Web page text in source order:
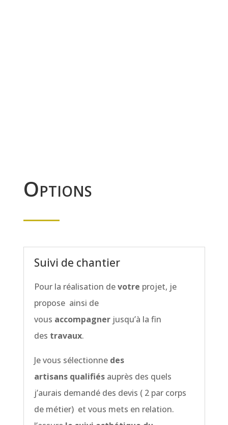
Options
Suivi de chantier
Pour la réalisation devotre projet, je
propose ainsi de
vous accompagnerjusqu’à la fin
des travaux.
Je vous sélectionne des
artisans qualifiésauprès des quels
j’aurais demandé des devis ( 2 par corps
de métier) et vous mets en relation.